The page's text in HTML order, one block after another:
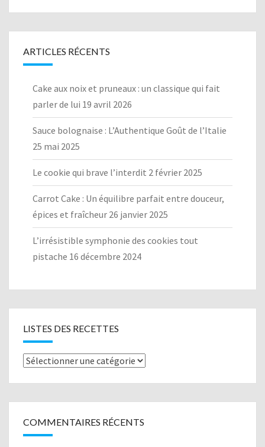
ARTICLES RÉCENTS
Cake aux noix et pruneaux : un classique qui fait
parler de lui 19 avril 2026
Sauce bolognaise : L’Authentique Goût de l’Italie
25 mai 2025
Le cookie qui brave l’interdit 2 février 2025
Carrot Cake : Un équilibre parfait entre douceur,
épices et fraîcheur 26 janvier 2025
L’irrésistible symphonie des cookies tout
pistache 16 décembre 2024
LISTES DES RECETTES
Listes
COMMENTAIRES RÉCENTS